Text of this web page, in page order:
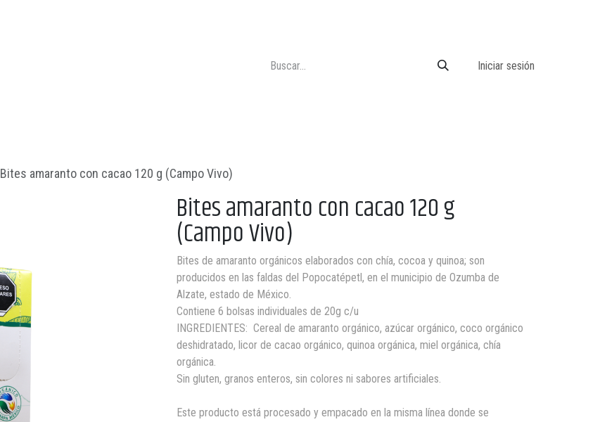
Iniciar sesión
Bites amaranto con cacao 120 g (Campo Vivo)
Bites amaranto con cacao 120 g
(Campo Vivo)
Bites de amaranto orgánicos elaborados con chía, cocoa y quinoa; son
producidos en las faldas del Popocatépetl, en el municipio de Ozumba de
Alzate, estado de México.
Contiene 6 bolsas individuales de 20g c/u
INGREDIENTES: Cereal de amaranto orgánico, azúcar orgánico, coco orgánico
deshidratado, licor de cacao orgánico, quinoa orgánica, miel orgánica, chía
orgánica.
Sin gluten, granos enteros, sin colores ni sabores artificiales.
Este producto está procesado y empacado en la misma línea donde se